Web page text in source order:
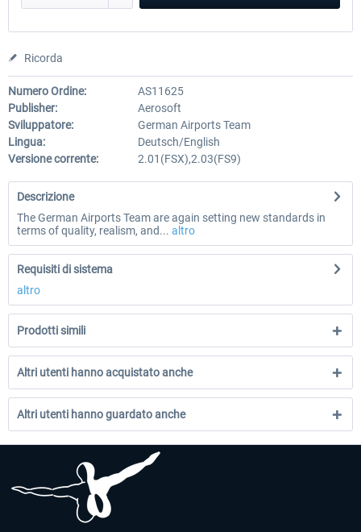
Ricorda
Numero Ordine:
AS11625
Publisher:
Aerosoft
Sviluppatore:
German Airports Team
Lingua:
Deutsch/English
Versione corrente:
2.01(FSX),2.03(FS9)
Descrizione
The German Airports Team are again setting new standards in
terms of quality, realism, and... altro
Requisiti di sistema
altro
Prodotti simili
Altri utenti hanno acquistato anche
Altri utenti hanno guardato anche